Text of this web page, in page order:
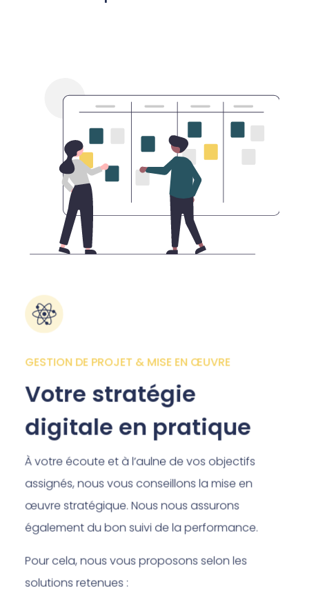
GESTION DE PROJET & MISE EN ŒUVRE
Votre stratégie
digitale en pratique
À votre écoute et à l’aulne de vos objectifs
assignés, nous vous conseillons la mise en
œuvre stratégique. Nous nous assurons
également du bon suivi de la performance.
Pour cela, nous vous proposons selon les
solutions retenues :